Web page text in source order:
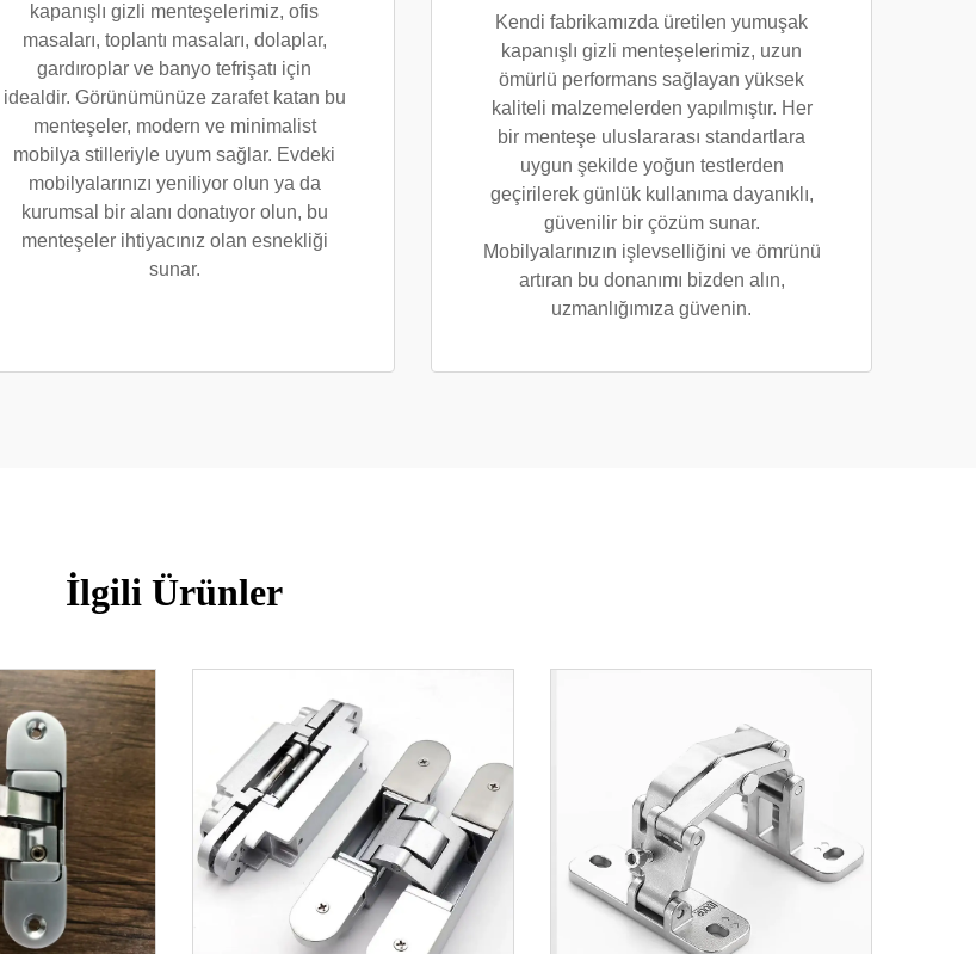
kapanışlı gizli menteşelerimiz, ofis
masaları, toplantı masaları, dolaplar,
gardıroplar ve banyo tefrişatı için
idealdir. Görünümünüze zarafet katan bu
menteşeler, modern ve minimalist
mobilya stilleriyle uyum sağlar. Evdeki
mobilyalarınızı yeniliyor olun ya da
kurumsal bir alanı donatıyor olun, bu
menteşeler ihtiyacınız olan esnekliği
sunar.
Kendi fabrikamızda üretilen yumuşak
kapanışlı gizli menteşelerimiz, uzun
ömürlü performans sağlayan yüksek
kaliteli malzemelerden yapılmıştır. Her
bir menteşe uluslararası standartlara
uygun şekilde yoğun testlerden
geçirilerek günlük kullanıma dayanıklı,
güvenilir bir çözüm sunar.
Mobilyalarınızın işlevselliğini ve ömrünü
artıran bu donanımı bizden alın,
uzmanlığımıza güvenin.
İlgili Ürünler